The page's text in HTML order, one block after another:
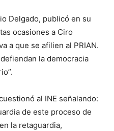
Delgado, publicó en su
ocasiones a Ciro
a que se afilien al PRIAN.
la democracia
al INE señalando:
de este proceso de
la retaguardia,